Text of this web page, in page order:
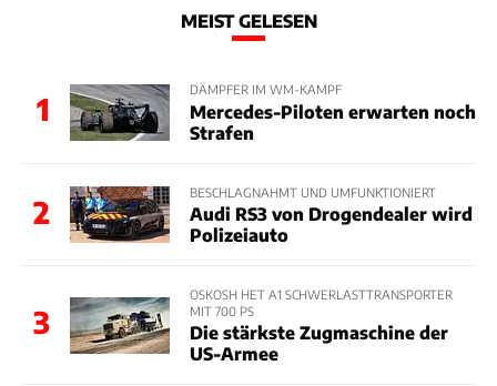
MEIST GELESEN
1
DÄMPFER IM WM-KAMPF
Mercedes-Piloten erwarten noch
Strafen
2
BESCHLAGNAHMT UND UMFUNKTIONIERT
Audi RS3 von Drogendealer wird
Polizeiauto
3
OSKOSH HET A1 SCHWERLASTTRANSPORTER
MIT 700 PS
Die stärkste Zugmaschine der
US-Armee